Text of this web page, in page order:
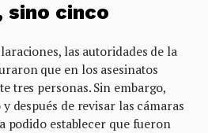
sino cinco
las autoridades de la
que en los asesinatos
tres personas. Sin embargo,
después de revisar las cámaras
podido establecer que fueron